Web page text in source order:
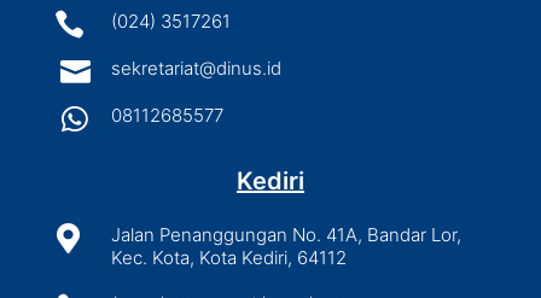
 (024) 3517261
 sekretariat@dinus.id
 08112685577
Kediri

Jalan Penanggungan No. 41A, Bandar Lor,
Kec. Kota, Kota Kediri, 64112